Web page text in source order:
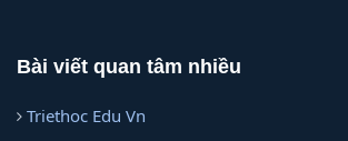
Bài viết quan tâm nhiều
Triethoc Edu Vn